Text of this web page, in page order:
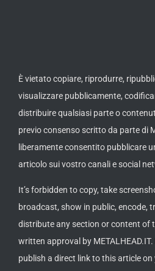
È vietato copiare, riprodurre,
visualizzare pubblicamente,
distribuire qualsiasi parte o
previo consenso scritto da parte di
liberamente consentito pubblicare
articolo sui vostro canali e social
It’s forbidden to copy, take
broadcast, show in public, encode,
distribute any section or content of
written approval by
publish a direct link to this article on